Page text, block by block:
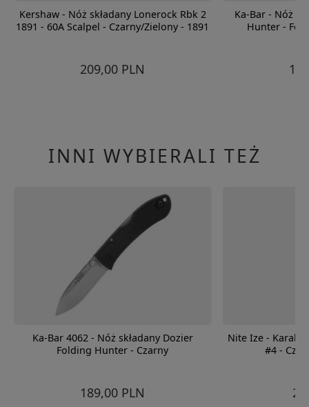
Kershaw - Nóż składany Lonerock Rbk 2
1891 - 60A Scalpel - Czarny/Zielony - 1891
209,00 PLN
Ka-Bar - Nóż
Hunter -
INNI WYBIERALI TEŻ
Ka-Bar 4062 - Nóż składany Dozier
Folding Hunter - Czarny
189,00 PLN
Nite Ize -
#4 -